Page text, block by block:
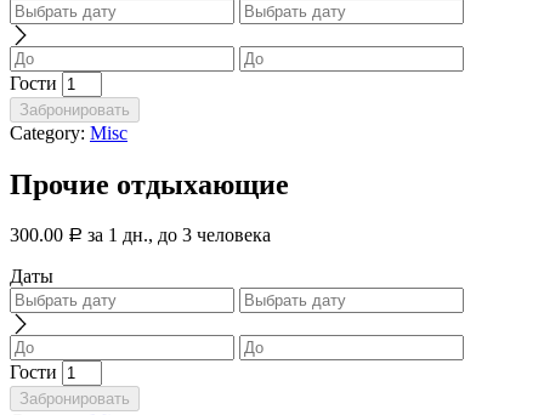
Гости
Забронировать
Category: Misc
Прочие отдыхающие
300.00 Р за 1 дн., до 3 человека
Даты
Гости
Забронировать